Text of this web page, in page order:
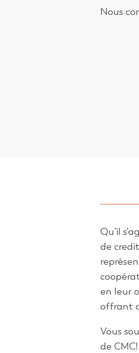
Nous
Qu’il
de credit
en leur
offrant
Vous
de CMC!